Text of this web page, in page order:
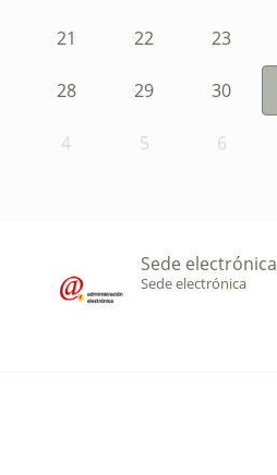
21 22 23
28 29 30
4 5 6
Sede electrónica
Sede electrónica